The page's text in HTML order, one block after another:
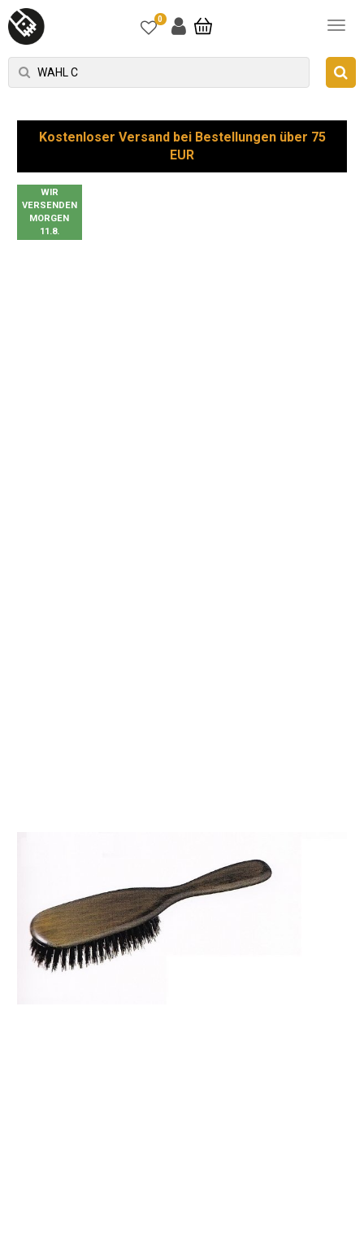
0
Kostenloser Versand bei Bestellungen über 75
EUR
WIR
VERSENDEN
MORGEN
11.8.